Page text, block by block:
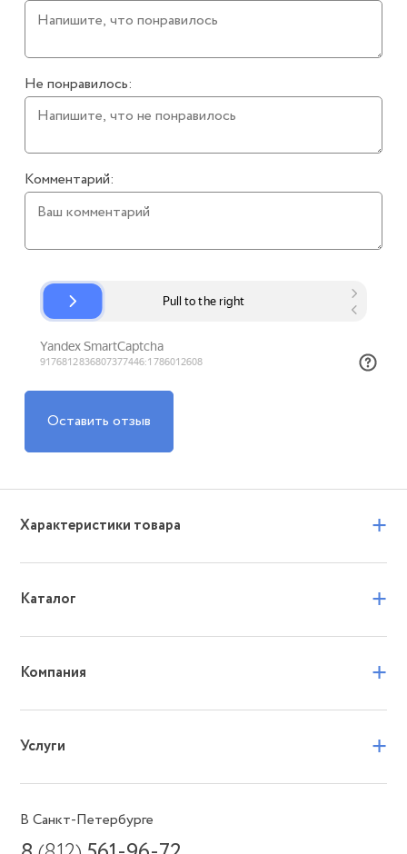
Не понравилось:
Комментарий:
Оставить отзыв
Характеристики товара +
Каталог +
Компания +
Услуги +
В Санкт-Петербурге